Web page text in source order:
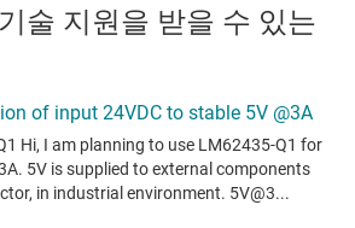
술 지원을 받을 수 있는